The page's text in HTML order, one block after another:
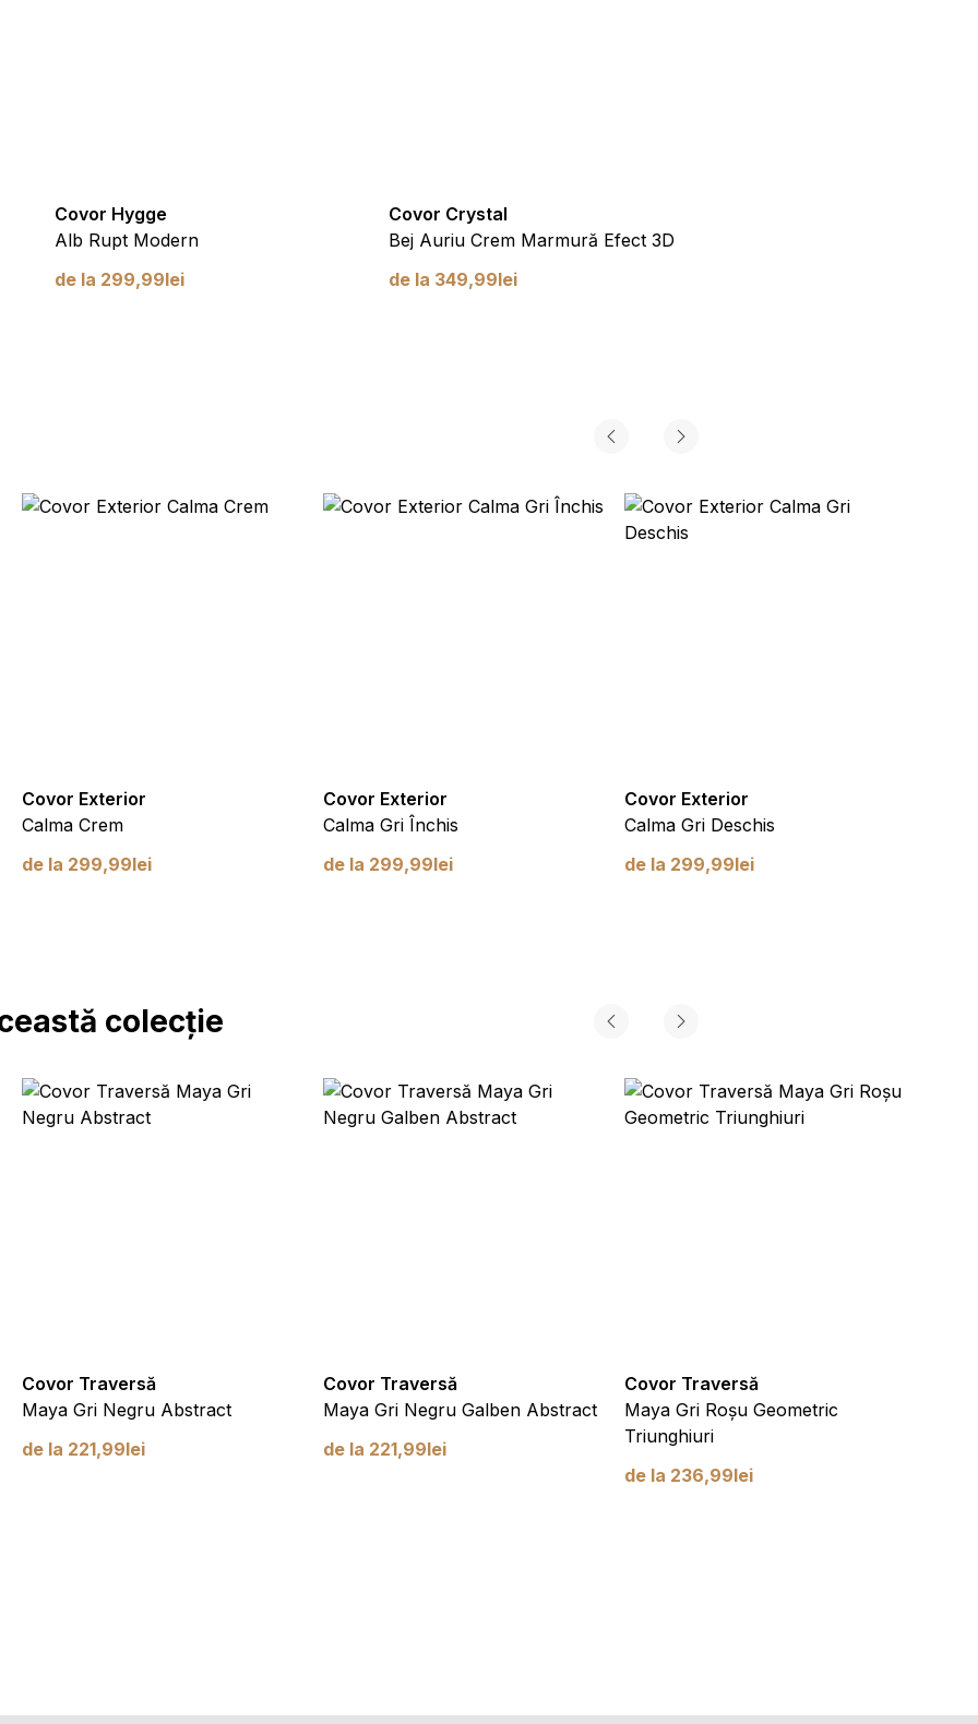
Covor Hygge
Alb Rupt Modern
de la 299,99lei
Covor Crystal
Bej Auriu Crem Marmură Efect 3D
de la 349,99lei
Covor Exterior
Calma Crem
de la 299,99lei
Covor Exterior
Calma Gri Închis
de la 299,99lei
Covor Exterior
Calma Gri Deschis
de la 299,99lei
colecție
Covor Traversă
Maya Gri Negru Abstract
de la 221,99lei
Covor Traversă
Maya Gri Negru Galben Abstract
de la 221,99lei
Covor Traversă
Maya Gri Roșu Geometric
Triunghiuri
de la 236,99lei
pentru utilizatori și, astfel, mai valoroase pentru editori și anunțători de terță parte.